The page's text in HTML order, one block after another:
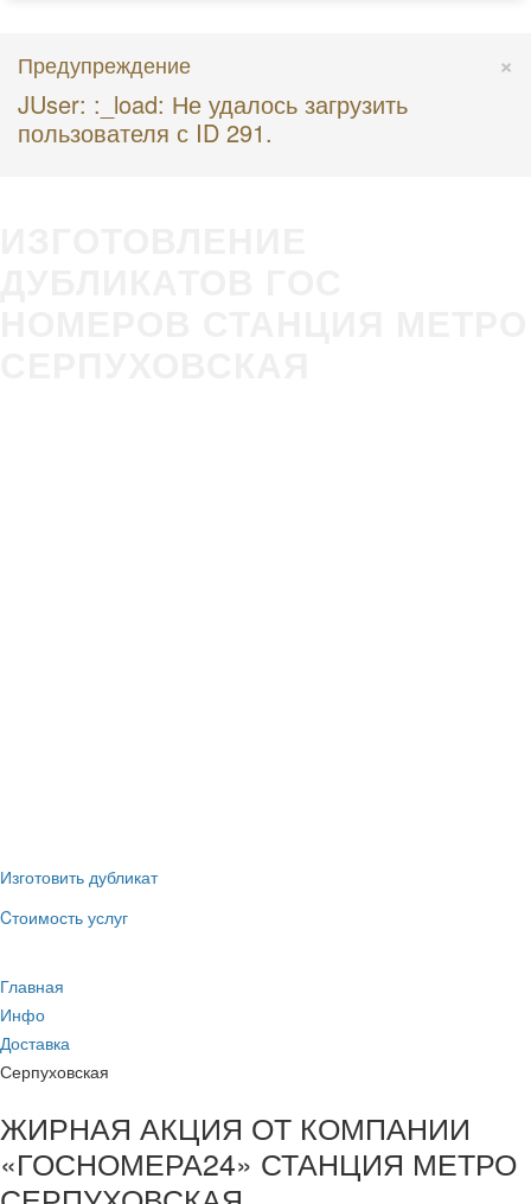
×
Предупреждение
JUser: :_load: Не удалось загрузить
пользователя с ID 291.
Изготовить дубликат
Cтоимость услуг
Главная
Инфо
Доставка
Серпуховская
ЖИРНАЯ АКЦИЯ ОТ КОМПАНИИ
«ГОСНОМЕРА24» СТАНЦИЯ МЕТРО